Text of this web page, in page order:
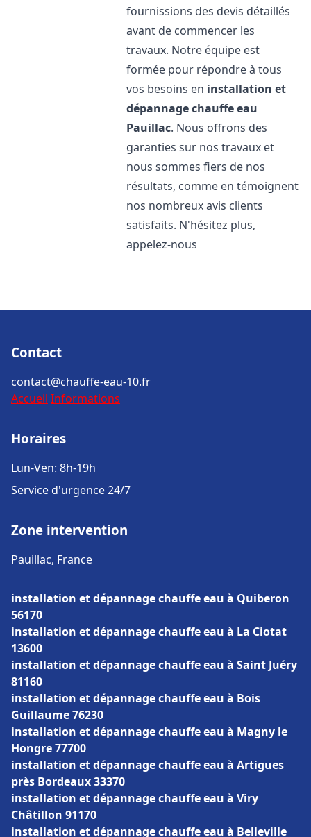
fournissions des devis détaillés
avant de commencer les
travaux. Notre équipe est
formée pour répondre à tous
vos besoins en installation et
dépannage chauffe eau
Pauillac. Nous offrons des
garanties sur nos travaux et
nous sommes fiers de nos
résultats, comme en témoignent
nos nombreux avis clients
satisfaits. N'hésitez plus,
appelez-nous
Contact
contact@chauffe-eau-10.fr
Accueil Informations
Horaires
Lun-Ven: 8h-19h
Service d'urgence 24/7
Zone intervention
Pauillac, France
installation et dépannage chauffe eau à Quiberon
56170
installation et dépannage chauffe eau à La Ciotat
13600
installation et dépannage chauffe eau à Saint Juéry
81160
installation et dépannage chauffe eau à Bois
Guillaume 76230
installation et dépannage chauffe eau à Magny le
Hongre 77700
installation et dépannage chauffe eau à Artigues
près Bordeaux 33370
installation et dépannage chauffe eau à Viry
Châtillon 91170
installation et dépannage chauffe eau à Belleville